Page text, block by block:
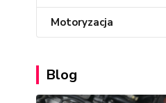
Motoryzacja
Blog